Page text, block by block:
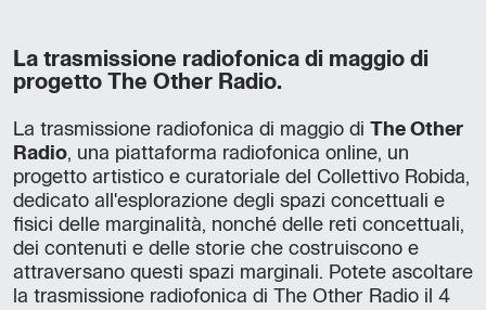
La trasmissione radiofonica di maggio di
progetto The Other Radio.
La trasmissione radiofonica di maggio di The Other
Radio, una piattaforma radiofonica online, un
progetto artistico e curatoriale del Collettivo Robida,
dedicato all'esplorazione degli spazi concettuali e
fisici delle marginalità, nonché delle reti concettuali,
dei contenuti e delle storie che costruiscono e
attraversano questi spazi marginali. Potete ascoltare
la trasmissione radiofonica di The Other Radio il 4